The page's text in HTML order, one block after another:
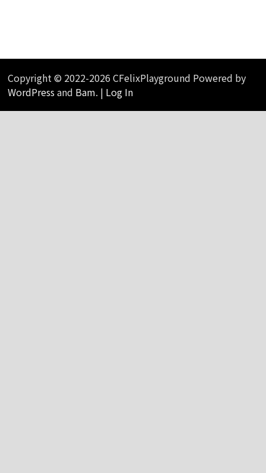
Copyright © 2022-2026 CFelixPlayground Powered by
WordPressand Bam. | Log In